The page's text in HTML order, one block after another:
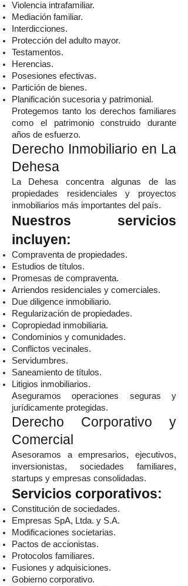
Violencia intrafamiliar.
Mediación familiar.
Interdicciones.
Protección del adulto mayor.
Testamentos.
Herencias.
Posesiones efectivas.
Partición de bienes.
Planificación sucesoria y patrimonial.
Protegemos tanto los derechos familiares
como el patrimonio construido durante
años de esfuerzo.
Derecho Inmobiliario en La
Dehesa
La Dehesa concentra algunas de las
propiedades residenciales y proyectos
inmobiliarios más importantes del país.
Nuestros servicios
incluyen:
Compraventa de propiedades.
Estudios de títulos.
Promesas de compraventa.
Arriendos residenciales y comerciales.
Due diligence inmobiliario.
Regularización de propiedades.
Copropiedad inmobiliaria.
Condominios y comunidades.
Conflictos vecinales.
Servidumbres.
Saneamiento de títulos.
Litigios inmobiliarios.
Aseguramos operaciones seguras y
jurídicamente protegidas.
Derecho Corporativo y
Comercial
Asesoramos a empresarios, ejecutivos,
inversionistas, sociedades familiares,
startups y empresas consolidadas.
Servicios corporativos:
Constitución de sociedades.
Empresas SpA, Ltda. y S.A.
Modificaciones societarias.
Pactos de accionistas.
Protocolos familiares.
Fusiones y adquisiciones.
Gobierno corporativo.